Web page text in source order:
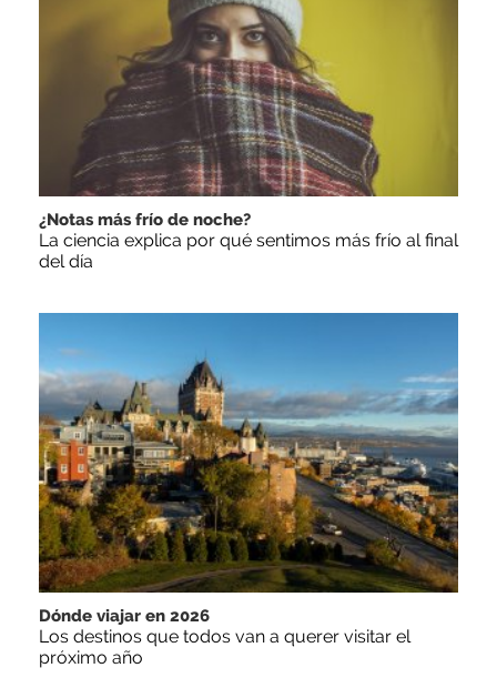
¿Notas más frío de noche?
La ciencia explica por qué sentimos más frío al final
del día
Dónde viajar en 2026
Los destinos que todos van a querer visitar el
próximo año